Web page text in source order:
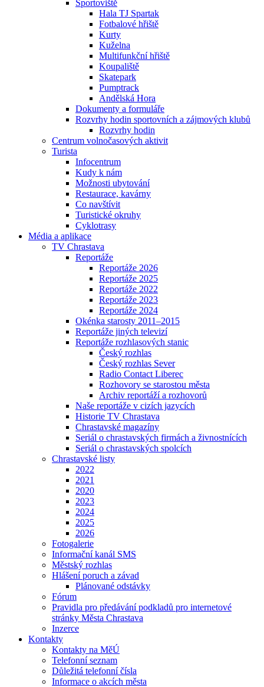
Sportoviště
Hala TJ Spartak
Fotbalové hřiště
Kurty
Kuželna
Multifunkční hřiště
Koupaliště
Skatepark
Pumptrack
Andělská Hora
Dokumenty a formuláře
Rozvrhy hodin sportovních a zájmových klubů
Rozvrhy hodin
Centrum volnočasových aktivit
Turista
Infocentrum
Kudy k nám
Možnosti ubytování
Restaurace, kavárny
Co navštívit
Turistické okruhy
Cyklotrasy
Média a aplikace
TV Chrastava
Reportáže
Reportáže 2026
Reportáže 2025
Reportáže 2022
Reportáže 2023
Reportáže 2024
Okénka starosty 2011–2015
Reportáže jiných televizí
Reportáže rozhlasových stanic
Český rozhlas
Český rozhlas Sever
Radio Contact Liberec
Rozhovory se starostou města
Archiv reportáží a rozhovorů
Naše reportáže v cizích jazycích
Historie TV Chrastava
Chrastavské magazíny
Seriál o chrastavských firmách a živnostnících
Seriál o chrastavských spolcích
Chrastavské listy
2022
2021
2020
2023
2024
2025
2026
Fotogalerie
Informační kanál SMS
Městský rozhlas
Hlášení poruch a závad
Plánované odstávky
Fórum
Pravidla pro předávání podkladů pro internetové
stránky Města Chrastava
Inzerce
Kontakty
Kontakty na MěÚ
Telefonní seznam
Důležitá telefonní čísla
Informace o akcích města